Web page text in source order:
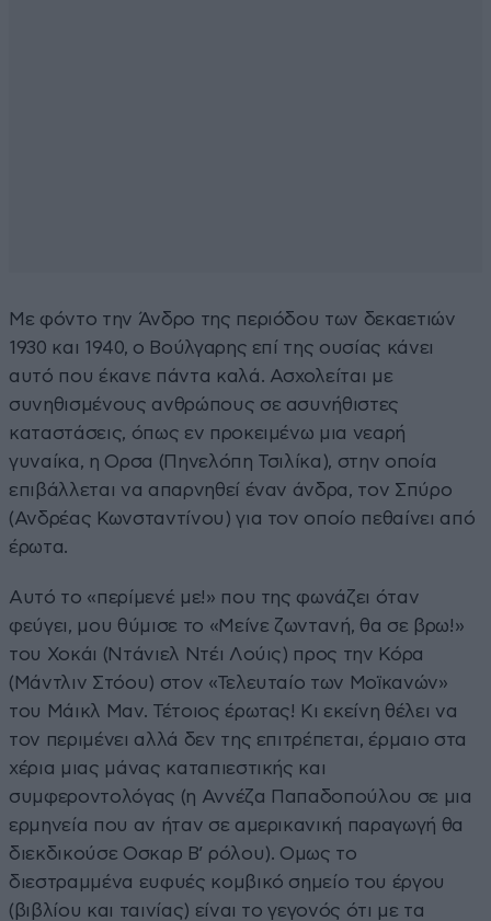
Με φόντο την Άνδρο της περιόδου των δεκαετιών
1930 και 1940, ο Βούλγαρης επί της ουσίας κάνει
αυτό που έκανε πάντα καλά. Ασχολείται με
συνηθισμένους ανθρώπους σε ασυνήθιστες
καταστάσεις, όπως εν προκειμένω μια νεαρή
γυναίκα, η Ορσα (Πηνελόπη Τσιλίκα), στην οποία
επιβάλλεται να απαρνηθεί έναν άνδρα, τον Σπύρο
(Ανδρέας Κωνσταντίνου) για τον οποίο πεθαίνει από
έρωτα.
Αυτό το «περίμενέ με!» που της φωνάζει όταν
φεύγει, μου θύμισε το «Μείνε ζωντανή, θα σε βρω!»
του Χοκάι (Ντάνιελ Ντέι Λούις) προς την Κόρα
(Μάντλιν Στόου) στον «Τελευταίο των Μοϊκανών»
του Μάικλ Μαν. Τέτοιος έρωτας! Κι εκείνη θέλει να
τον περιμένει αλλά δεν της επιτρέπεται, έρμαιο στα
χέρια μιας μάνας καταπιεστικής και
συμφεροντολόγας (η Αννέζα Παπαδοπούλου σε μια
ερμηνεία που αν ήταν σε αμερικανική παραγωγή θα
διεκδικούσε Οσκαρ Β’ ρόλου). Ομως το
διεστραμμένα ευφυές κομβικό σημείο του έργου
(βιβλίου και ταινίας) είναι το γεγονός ότι με τα